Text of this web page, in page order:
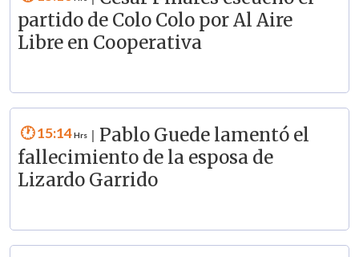
partido de Colo Colo por Al Aire
Libre en Cooperativa
15:14
Pablo Guede lamentó el
fallecimiento de la esposa de
Lizardo Garrido